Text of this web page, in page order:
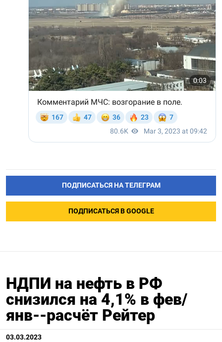
ПОДПИСАТЬСЯ НА ТЕЛЕГРАМ
ПОДПИСАТЬСЯ В GOOGLE
НДПИ на нефть в РФ
снизился на 4,1% в фев/
янв--расчёт Рейтер
03.03.2023